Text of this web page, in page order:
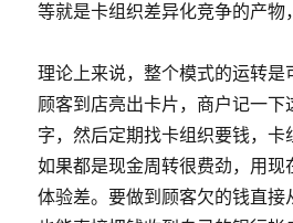
等就是卡组织差异化竞争的产物
理论上来说，整个模式的运转是
顾客到店亮出卡片，商户记一
字，然后定期找卡组织要钱，卡
如果都是现金周转很费劲，用现
体验差。要做到顾客欠的钱直接